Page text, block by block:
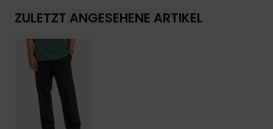
ZULETZT ANGESEHENE ARTIKEL